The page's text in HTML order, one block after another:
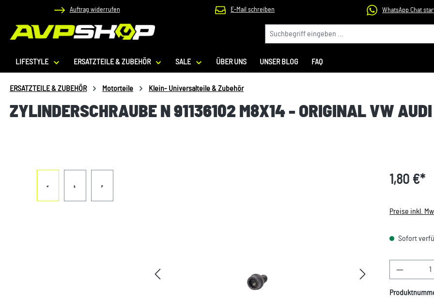
Hauptinhalt springen
Zur Suche springen
Zur Hauptnavigation springen
Auftrag widerrufen E-Mail schreiben WhatsApp Chat
LIFESTYLE ERSATZTEILE & ZUBEHÖR SALE ÜBER UNS UNSER BLOG FAQ
ERSATZTEILE & ZUBEHÖR Motorteile Klein- Universalteile & Zubehör
ZYLINDERSCHRAUBE N 91136102 M8X14 - ORIGINAL VW
1,80 €*
Preise inkl.
Sofort
Produkt